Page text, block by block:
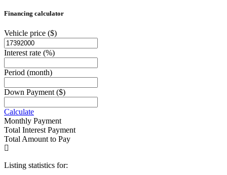
Financing calculator
Vehicle price ($)
Interest rate (%)
Period (month)
Down Payment ($)
Calculate
Monthly Payment
Total Interest Payment
Total Amount to Pay
Listing statistics for: